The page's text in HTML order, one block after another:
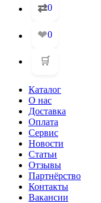
⇄0
❤0
🛒
Каталог
О нас
Доставка
Оплата
Сервис
Новости
Статьи
Отзывы
Партнёрство
Контакты
Вакансии